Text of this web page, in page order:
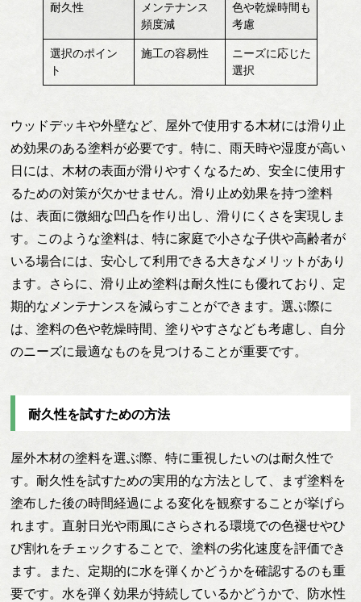
耐久性
メンテナンス
頻度減
色や乾燥時間も
考慮
選択のポイン
ト
施工の容易性
ニーズに応じた
選択
ウッドデッキや外壁など、屋外で使用する木材には滑り止
め効果のある塗料が必要です。特に、雨天時や湿度が高い
日には、木材の表面が滑りやすくなるため、安全に使用す
るための対策が欠かせません。滑り止め効果を持つ塗料
は、表面に微細な凹凸を作り出し、滑りにくさを実現しま
す。このような塗料は、特に家庭で小さな子供や高齢者が
いる場合には、安心して利用できる大きなメリットがあり
ます。さらに、滑り止め塗料は耐久性にも優れており、定
期的なメンテナンスを減らすことができます。選ぶ際に
は、塗料の色や乾燥時間、塗りやすさなども考慮し、自分
のニーズに最適なものを見つけることが重要です。
耐久性を試すための方法
屋外木材の塗料を選ぶ際、特に重視したいのは耐久性で
す。耐久性を試すための実用的な方法として、まず塗料を
塗布した後の時間経過による変化を観察することが挙げら
れます。直射日光や雨風にさらされる環境での色褪せやひ
び割れをチェックすることで、塗料の劣化速度を評価でき
ます。また、定期的に水を弾くかどうかを確認するのも重
要です。水を弾く効果が持続しているかどうかで、防水性